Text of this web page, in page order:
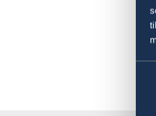
Solicitud de